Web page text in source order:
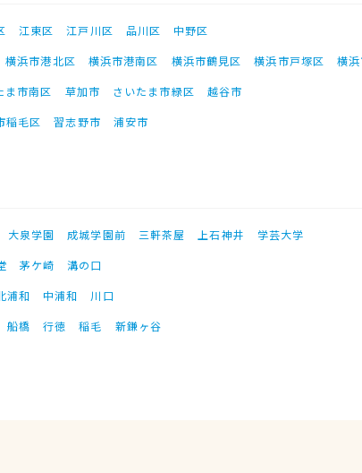
江東区 江戸川区 品川区
中野区
横浜市港北区 横浜市港南区 横浜市鶴見区 横浜市戸塚区
横
ま市南区 草加市 さいたま市緑区
越谷市
稲毛区 習志野市 浦安市
大泉学園 成城学園前 三軒茶屋 上石神井
学芸大学
茅ケ崎
溝の口
浦和 中浦和
川口
船橋 行徳 稲毛 新鎌ヶ谷